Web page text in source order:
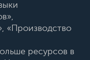
«Производство
ресурсов в